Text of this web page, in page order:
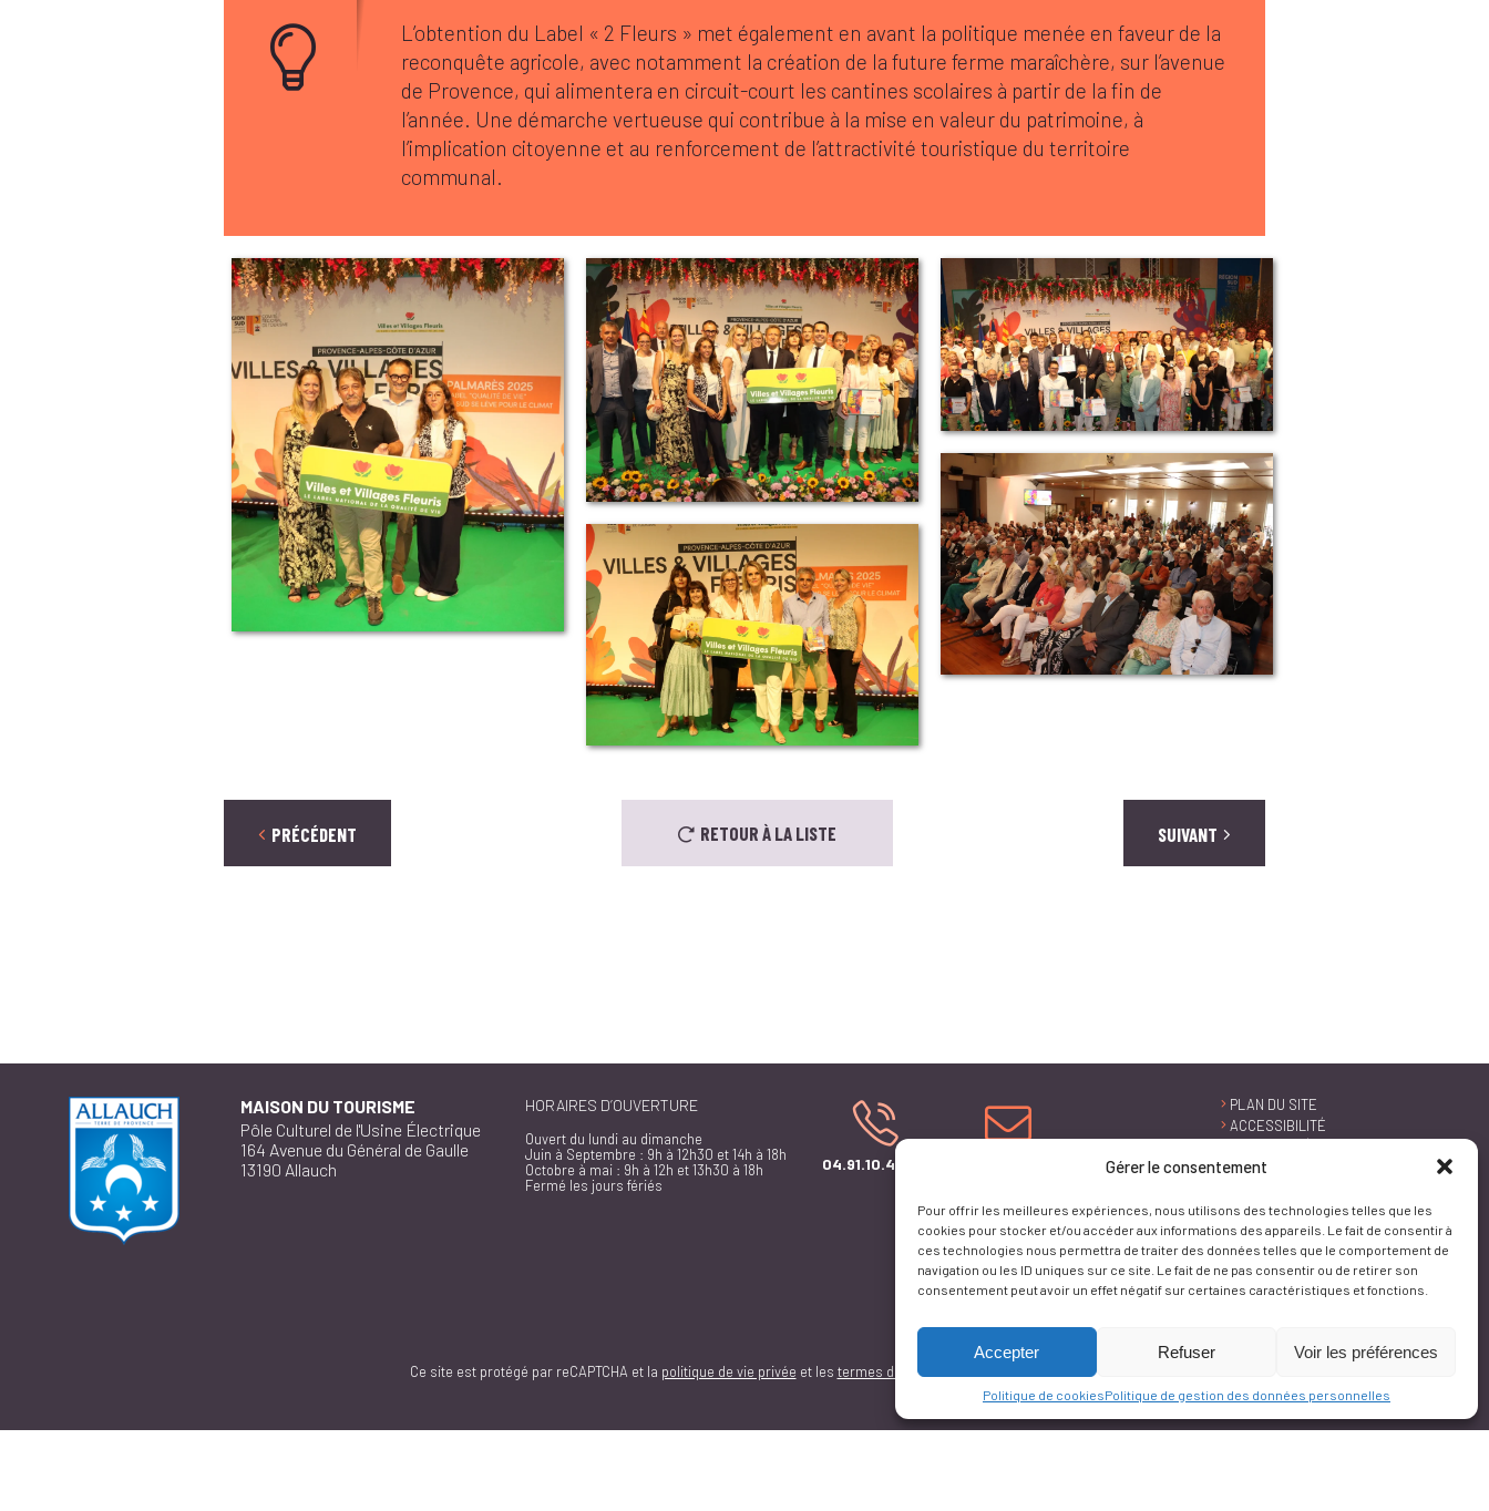
Gérer le consentement
Pour offrir les meilleures expériences, nous utilisons des technologies telles que les
cookies pour stocker et/ou accéder aux informations des appareils. Le fait de consentir à
ces technologies nous permettra de traiter des données telles que le comportement de
navigation ou les ID uniques sur ce site. Le fait de ne pas consentir ou de retirer son
consentement peut avoir un effet négatif sur certaines caractéristiques et fonctions.
Accepter Refuser Voir les préférences
Politique de cookiesPolitique de gestion des données personnelles
L’obtention du Label « 2 Fleurs » met également en avant la politique menée en faveur de la
reconquête agricole, avec notamment la création de la future ferme maraîchère, sur l’avenue
de Provence, qui alimentera en circuit-court les cantines scolaires à partir de la fin de
l’année. Une démarche vertueuse qui contribue à la mise en valeur du patrimoine, à
l’implication citoyenne et au renforcement de l’attractivité touristique du territoire
communal.
PRÉCÉDENT RETOUR À LA LISTE SUIVANT
MAISON DU TOURISME
Pôle Culturel de l'Usine Électrique
164 Avenue du Général de Gaulle
13190 Allauch
HORAIRES D’OUVERTURE
Ouvert du lundi au dimanche
Juin à Septembre : 9h à 12h30 et 14h à 18h
Octobre à mai : 9h à 12h et 13h30 à 18h
Fermé les jours fériés
04.91.10.48.00
PLAN DU SITE
ACCESSIBILITÉ
RGAA
POLITIQUE DE
GESTION DES
DONNÉES
PERSONNELLES
GESTION DES
Ce site est protégé par reCAPTCHA et la politique de vie privée et les termes de service